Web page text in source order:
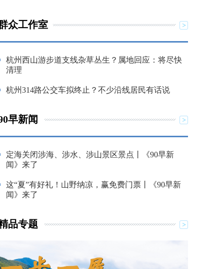
众工作室
杭州西山游步道支线杂草丛生？属地回应：将尽快
清理
杭州314路公交车拟终止？不少沿线居民有话说
早新闻
定海关闭涉海、涉水、涉山景区景点丨《90早新
闻》来了
这“夏”有好礼！山野纳凉，赢免费门票丨《90早新
闻》来了
品专题